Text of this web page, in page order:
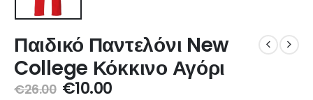
Παιδικό Παντελόνι New
College Κόκκινο Αγόρι
€26.00 €10.00